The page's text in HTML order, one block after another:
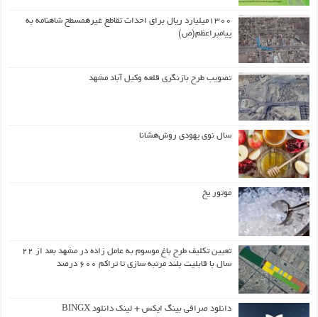
۱۳۰۰میلیارد ریال برای احداث تقاطع غیرهمسطح شاهنامه به
پیامبراعظم(ص)
تصویب طرح بازنگری قلعه وکیل آباد مشهد
سال نوی یهودی روش‌هشانا
موتور یخ
تعیین تکلیف طرح باغ موسوم به عامل زاده در مشهد بعد از ۲۲
سال با قابلیت بلند مرتبه سازی تا تراکم ۶۰۰ درصد
دانلود صرافی بینگ ایکس + لینک دانلود BINGX